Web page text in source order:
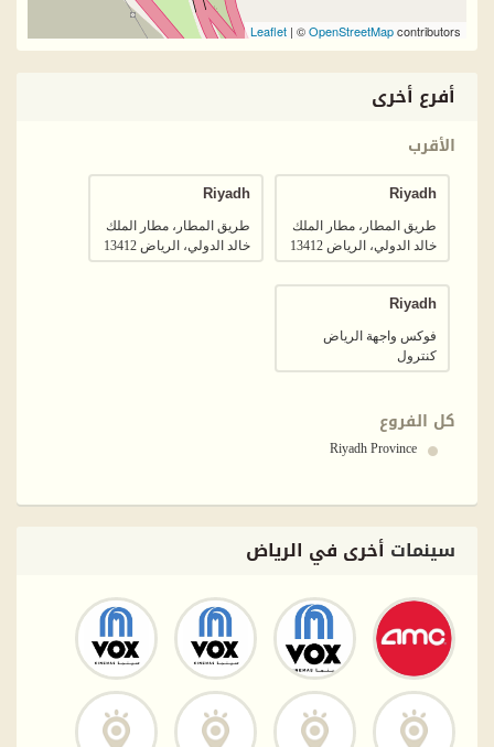
Leaflet | ©OpenStreetMapcontributors
أفرع أخرى
الأقرب
Riyadh
طريق المطار، مطار الملك
خالد الدولي، الرياض 13412
Riyadh
طريق المطار، مطار الملك
خالد الدولي، الرياض 13412
Riyadh
فوكس واجهة الرياض
كنترول
كل الفروع
Riyadh Province
سينمات أخرى في الرياض